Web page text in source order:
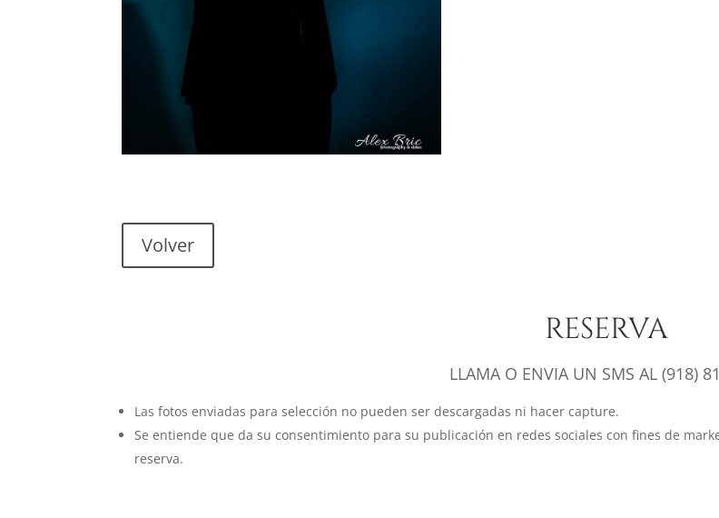
Volver
RESERVA
LLAMA O ENVIA UN SMS AL (918)
Las fotos enviadas para selección no pueden ser descargadas ni hacer capture.
Se entiende que da su consentimiento para su publicación en redes sociales con fines de
reserva.